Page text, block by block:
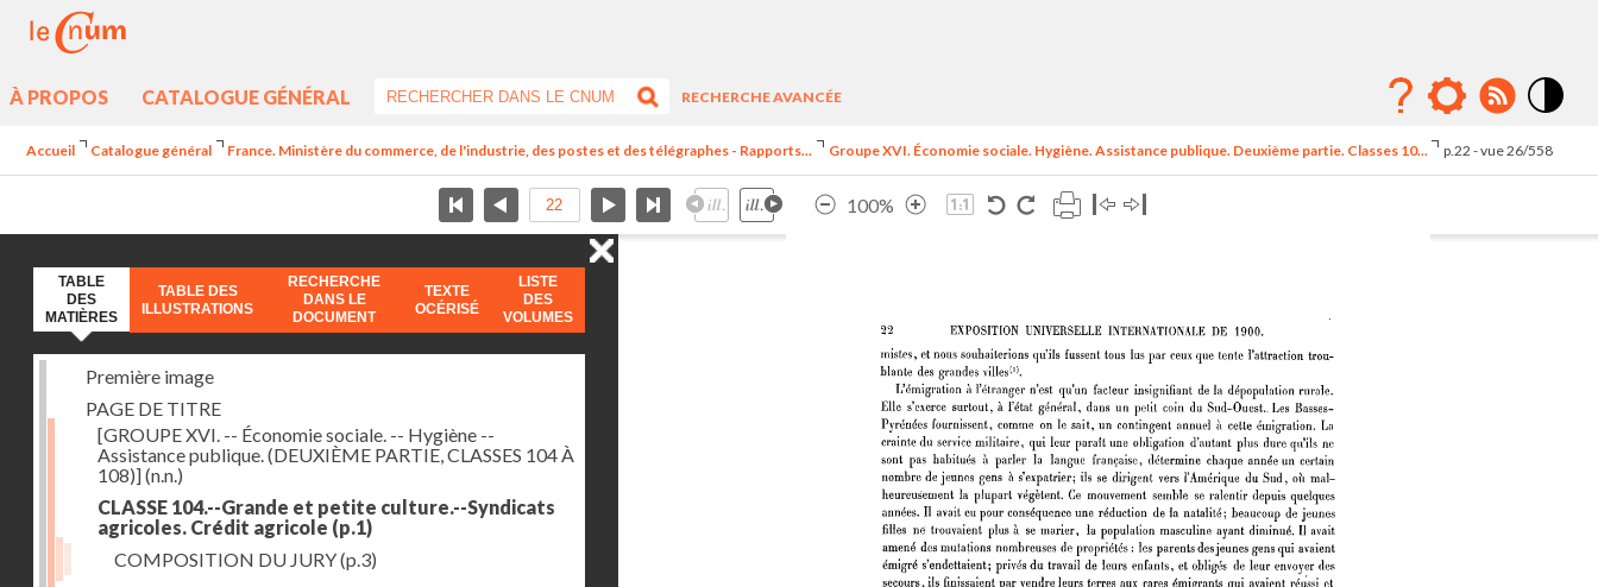
À PROPOS CATALOGUE GÉNÉRAL
RECHERCHE AVANCÉE
élévé
Accueil Catalogue général France. Ministère du commerce, de l'industrie, des postes et des télégraphes - Rapports... Groupe XVI. Économie sociale. Hygiène. Assistance publique. Deuxième partie. Classes 10... p.22 - vue 26/558
100%
TABLE
DES
MATIÈRES
TABLE DES
ILLUSTRATIONS
RECHERCHE
DANS LE
DOCUMENT
TEXTE
OCÉRISÉ
LISTE
DES
VOLUMES
Première image
PAGE DE TITRE
[GROUPE XVI. -- Économie sociale. -- Hygiène --
Assistance publique. (DEUXIÈME PARTIE, CLASSES 104 À
108)](n.n.)
CLASSE 104.--Grande et petite culture.--Syndicats
agricoles. Crédit agricole (p.1)
COMPOSITION DU JURY(p.3)